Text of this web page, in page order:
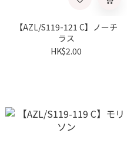
【AZL/S119-121 C】ノーチ
ラス
HK$2.00